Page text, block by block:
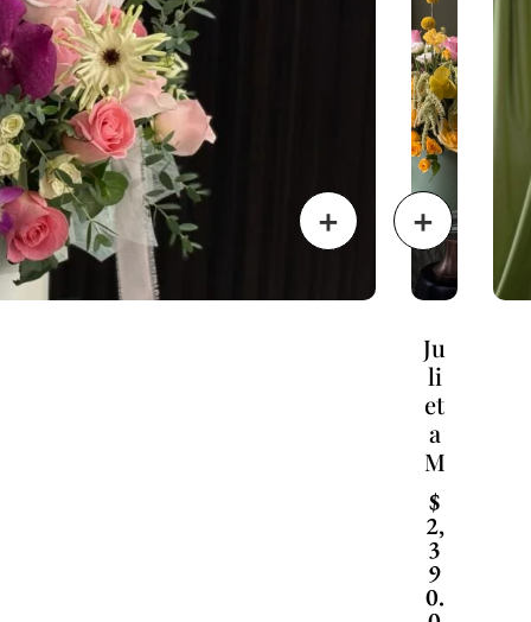
Ju
li
et
a
M
$
2,
3
9
0.